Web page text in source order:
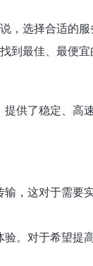
，选择合适的服
到最佳、最便宜
供了稳定、高
，这对于需
。对于希望提